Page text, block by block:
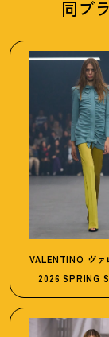
同ブ
VALENTINO ヴァ
2026 SPRING